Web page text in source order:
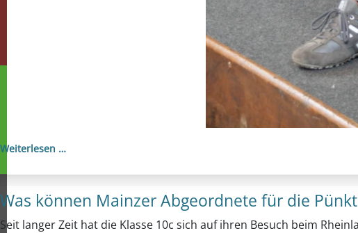
Weiterlesen …
Was können Mainzer Abgeordnete für die
Seit langer Zeit hat die Klasse 10c sich auf ihren Besuch beim